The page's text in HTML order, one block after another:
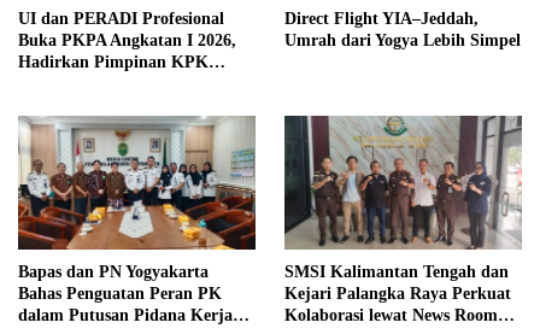
UI dan PERADI Profesional
Buka PKPA Angkatan I 2026,
Hadirkan Pimpinan KPK
Direct Flight YIA–Jeddah,
Umrah dari Yogya Lebih Simpel
Bapas dan PN Yogyakarta
Bahas Penguatan Peran PK
dalam Putusan Pidana Kerja
SMSI Kalimantan Tengah dan
Kejari Palangka Raya Perkuat
Kolaborasi lewat News Room